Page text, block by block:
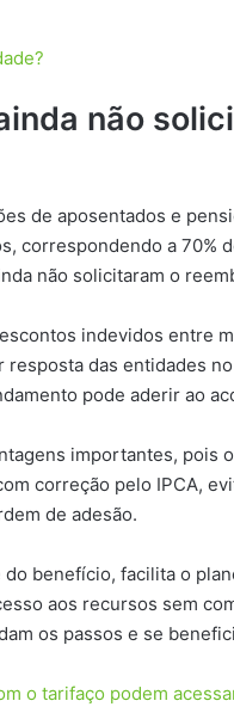
não
de aposentados e
correspondendo a 70%
não solicitaram o
indevidos entre
das entidades
pode aderir ao
importantes, pois
correção pelo IPCA,
de adesão.
benefício, facilita o
aos recursos sem
os passos e se
o tarifaço podem